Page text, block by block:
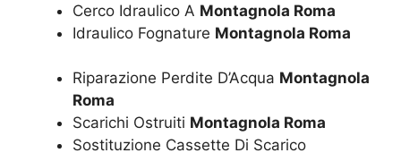
Cerco Idraulico A Montagnola Roma
Idraulico Fognature Montagnola Roma
Riparazione Perdite D’Acqua Montagnola
Roma
Scarichi Ostruiti Montagnola Roma
Sostituzione Cassette Di Scarico